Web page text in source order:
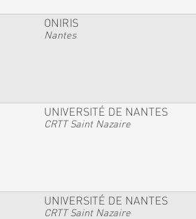
ONIRIS
Nantes
UNIVERSITÉ DE NANTES
CRTT Saint Nazaire
UNIVERSITÉ DE NANTES
CRTT Saint Nazaire